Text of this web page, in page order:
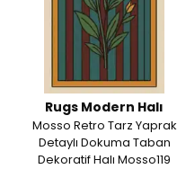
Rugs Modern Halı
Mosso Retro Tarz Yaprak
Detaylı Dokuma Taban
Dekoratif Halı Mosso119